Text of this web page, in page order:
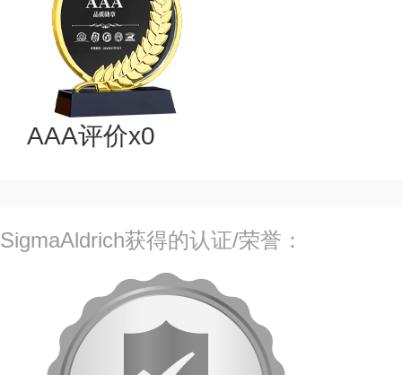
AAA评价x0
SigmaAldrich获得的认证/荣誉：